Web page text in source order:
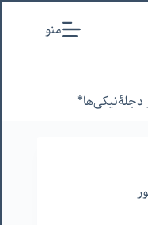
منو
دجلۀنیکی‌ها*